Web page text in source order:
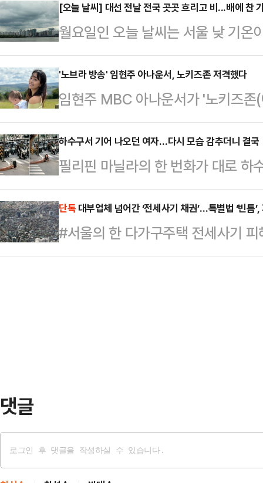
한 일정을 수행하고, 더 강한 어투
제까지는 가짜라고 하고 이제부터
판이 뒤집어지고 있다"고 이재명
보는 1일 오전부터 경기 수원·성남·
울 은평구·서대문구·마포구·강서
무진했다. 이중…
[오늘 날씨] 대선 전날 전국 곳곳 흐리고 비...배에 찬
월요일인 오늘 날씨는 서울 낮 기
운데 남부 지방과 제주도부터 비가
서 동쪽으로 이동하는 고기압의 영
충청권과 남부지방, 제주도는 중국
을 받아 흐리고 비가 내릴 전망이다
10~60mm, 전남 남해안과 경남
청권, 강원 남부 지역은 5~20mm
도, 낮 최고기온…
'노브라 방송' 임현주 아나운서, 노키즈존 저격했다
임현주 MBC 아나운서가 '노키즈
다.1일 임현주는 자신의 소셜미디
카페에서 '노키즈존'이란 안내를 받
딸을 태우고 들어가려 했는데 주차
존이라며 다른 카페를 알려줬다"면
반가워하는 시선도 많은데, 왜 아이
했다.임현주는 한 공원에서 유모차
온 김에 찾…
하수구서 기어 나오던 여자…다시 모습 감추더니 결국
필리핀 마닐라의 한 번화가 대로 하
긴 노숙자가 정부의 지원을 받게
이츠타임스 등에 따르면 지난 26일
길가의 하수구에서 한 여성이 기어
저분한 블라우스와 반바지 차림의
단독대부업체 넘어간 ‘전세사기 채권’…특별법 ‘빈틈’,
#서울의 한 다가구주택 전세사기
께 한국토지주택공사(LH)에 피해
댓글